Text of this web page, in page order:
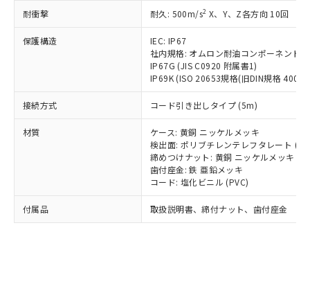
耐衝撃 耐久: 500m/s2 X、Y、Z各方向 10回
保護構造
IEC: IP67
社内規格: オムロン耐油コンポーネント
IP67G (JIS C0920 附属書1)
IP69K (ISO 20653規格(旧DIN規格
接続方式 コード引き出しタイプ (5m)
材質
ケース: 黄銅 ニッケルメッキ
検出面: ポリブチレンテレフタレート
締めつけナット: 黄銅 ニッケルメッキ
歯付座金: 鉄 亜鉛メッキ
コード: 塩化ビニル (PVC)
付属品 取扱説明書、締付ナット、歯付座金
覧された時点での実際の在庫および標
準価格とは異なる場合があることをご
了承ください。
正式な納期状況および標準価格はお客
様のお取引先、またはお客様担当のオ
ムロン制御機器販売店・当社販売員に
ご相談ください。
オムロン制御機器販売店や当社販売拠
販売ネットワーク
」をご確認
在庫状況および標準価格結果を当社の
事前の承諾なく第三者に漏洩または開
示しないようお願いします。
マイパーツ機能（部品リスト作成サー
ビス）をご利用いただくには、I-Web
鉛(Pb) 1000ppm以下、 水銀(Hg) 1000ppm以下、 カド
ミウム(Cd) 100ppm以下、
六価クロム(Cr(Ⅵ)) 1000ppm以下、ポリ臭化ビフェニル
類(PBB) 1000ppm以下、ポリ臭化ジフェニルエーテル類
(PBDE) 1000ppm以下、フタル酸ビス(2-エチルヘキシ
ル) (DEHP)(別名：DOP) 1000ppm以下、フタル酸ブチ
ルベンジル（BBP） 1000ppm以下、フタル酸ジブチル
（DBP） 1000ppm以下、フタル酸ジイソブチル
適用除外項目は除く。
フタル酸エステル類の４物質については閾値を超える意
図的な使用がないことを確認しています。
部品在庫の切り替え状況などにより、予定
月が前後することがあります。
*中国RoHS10物質の基準値 (GB/T26572)：
Pb(鉛) :1000ppm、 Hg(水銀) : 1000ppm、 Cd(カドミウ
Cr(Ⅵ)(六価クロム) : 1000ppm、 PBBs(ポリ臭化ビフェ
ニル類) : 1000ppm、 PBDEs(ポリ臭化ジフェニルエーテ
DBP(フタル酸ジブチル) : 1000ppm、 DIBP(フタル酸ジ
イソブチル) : 1000ppm、 BBP(フタル酸ブチルベンジ
DEHP(フタル酸ビス(2-エチルヘキシル)) : 1000ppm
※2 環境保護使用期限
「ｅ」：有害物質（10物質）のすべてが基
準値以下であることを示します。
「10」：通常の使用状況下において有害物
質が外部に漏えいし、環境に深刻な影響を
及ぼさない年数を意味します。
国政府の輸出許可(または役務取引許
可)を取得するなどの必要な手続きを
当社は規制貨物を破棄する場合は、完
全に破砕するなど、違法に輸出されな
いよう必要な手段を講じます。
当社は貴社製品を、核兵器、ミサイ
ル、化学兵器、生物兵器またはその他
武器並びにこれらの製造装置等に一切
使用いたしません。
当社は、貴社製品を第三者に販売する
場合は、上記1、2および3の内容を当
該第三者に通知します。また当社は、
販売先および販売に係わる関係者が違
法に輸出するおそれがある場合は、取
一定数以上の在庫あり
一定数には満たないが在庫あり
在庫なし(最新の在庫状況につ
いては、お客様のお取引先、ま
たはお客様担当のオムロン制御
機器販売店・当社販売員にご確
認ください)
白
受注生産機種、また在庫状況の
情報を公開していない機種